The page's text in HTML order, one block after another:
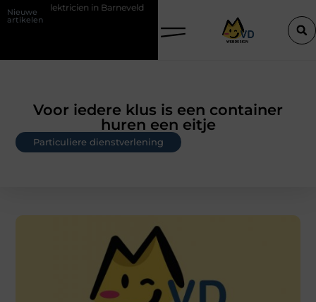
Nieuwe
artikelen
elektricien in Barneveld
Voor iedere klus is een container
huren een eitje
Particuliere dienstverlening